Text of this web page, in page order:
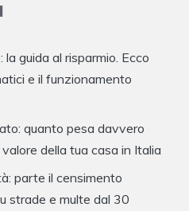
guida al risparmio. Ecco
e il funzionamento
quanto pesa davvero
della tua casa in Italia
parte il censimento
strade e multe dal 30